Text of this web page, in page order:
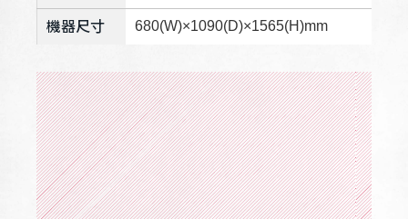
機器尺寸 680(W)×1090(D)×1565(H)mm